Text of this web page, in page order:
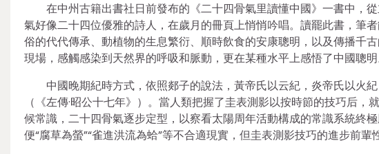
在中州古籍出書社日前發布的《二十四骨氣里讀懂中國》一書中，
氣好像二十四位優雅的詩人，在歲月的冊頁上悄悄吟唱。讀罷此書，筆
俗的代代傳承、動植物的生息繁衍、順時飲食的安康聰明，以及傳播千
現場，感觸感染到天然界的呼吸和脈動，更在某種水平上感悟了中國聰明
中國晚期紀時方式，依照郯子的說法，黃帝氏以云紀，炎帝氏以火
（《左傳·昭公十七年》）。當人類把握了圭表測影以按時節的技巧后
候常識，二十四骨氣逐步定型，以察看太陽周年活動構成的常識系統終
便“腐草為螢”“雀進洪流為蛤”等不合適現實，但圭表測影技巧的進步前輩